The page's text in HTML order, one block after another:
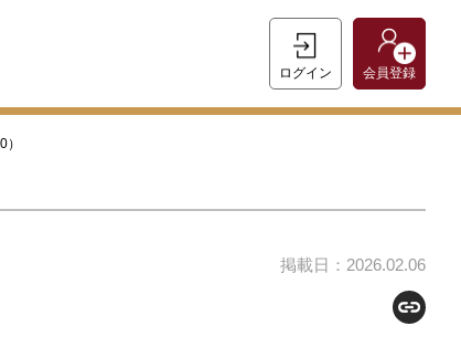
ログイン 会員登録
掲載日：2026.02.06